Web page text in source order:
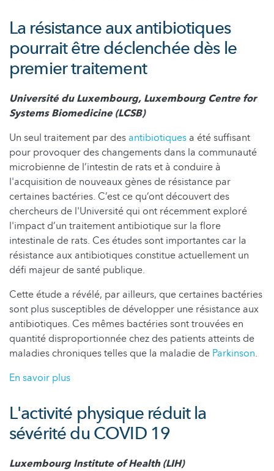
La résistance aux antibiotiques
pourrait être déclenchée dès le
premier traitement
Université du Luxembourg, Luxembourg Centre for
Systems Biomedicine (LCSB)
Un seul traitement par des antibiotiques a été suffisant
pour provoquer des changements dans la communauté
microbienne de l’intestin de rats et à conduire à
l'acquisition de nouveaux gènes de résistance par
certaines bactéries. C’est ce qu’ont découvert des
chercheurs de l'Université qui ont récemment exploré
l'impact d’un traitement antibiotique sur la flore
intestinale de rats. Ces études sont importantes car la
résistance aux antibiotiques constitue actuellement un
défi majeur de santé publique.
Cette étude a révélé, par ailleurs, que certaines bactéries
sont plus susceptibles de développer une résistance aux
antibiotiques. Ces mêmes bactéries sont trouvées en
quantité disproportionnée chez des patients atteints de
maladies chroniques telles que la maladie de Parkinson.
En savoir plus
L'activité physique réduit la
sévérité du COVID 19
Luxembourg Institute of Health (LIH)